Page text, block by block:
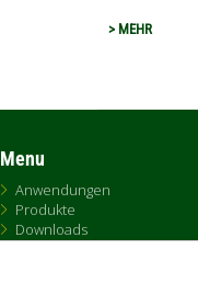
> MEHR
Menu
Anwendungen
Produkte
Downloads